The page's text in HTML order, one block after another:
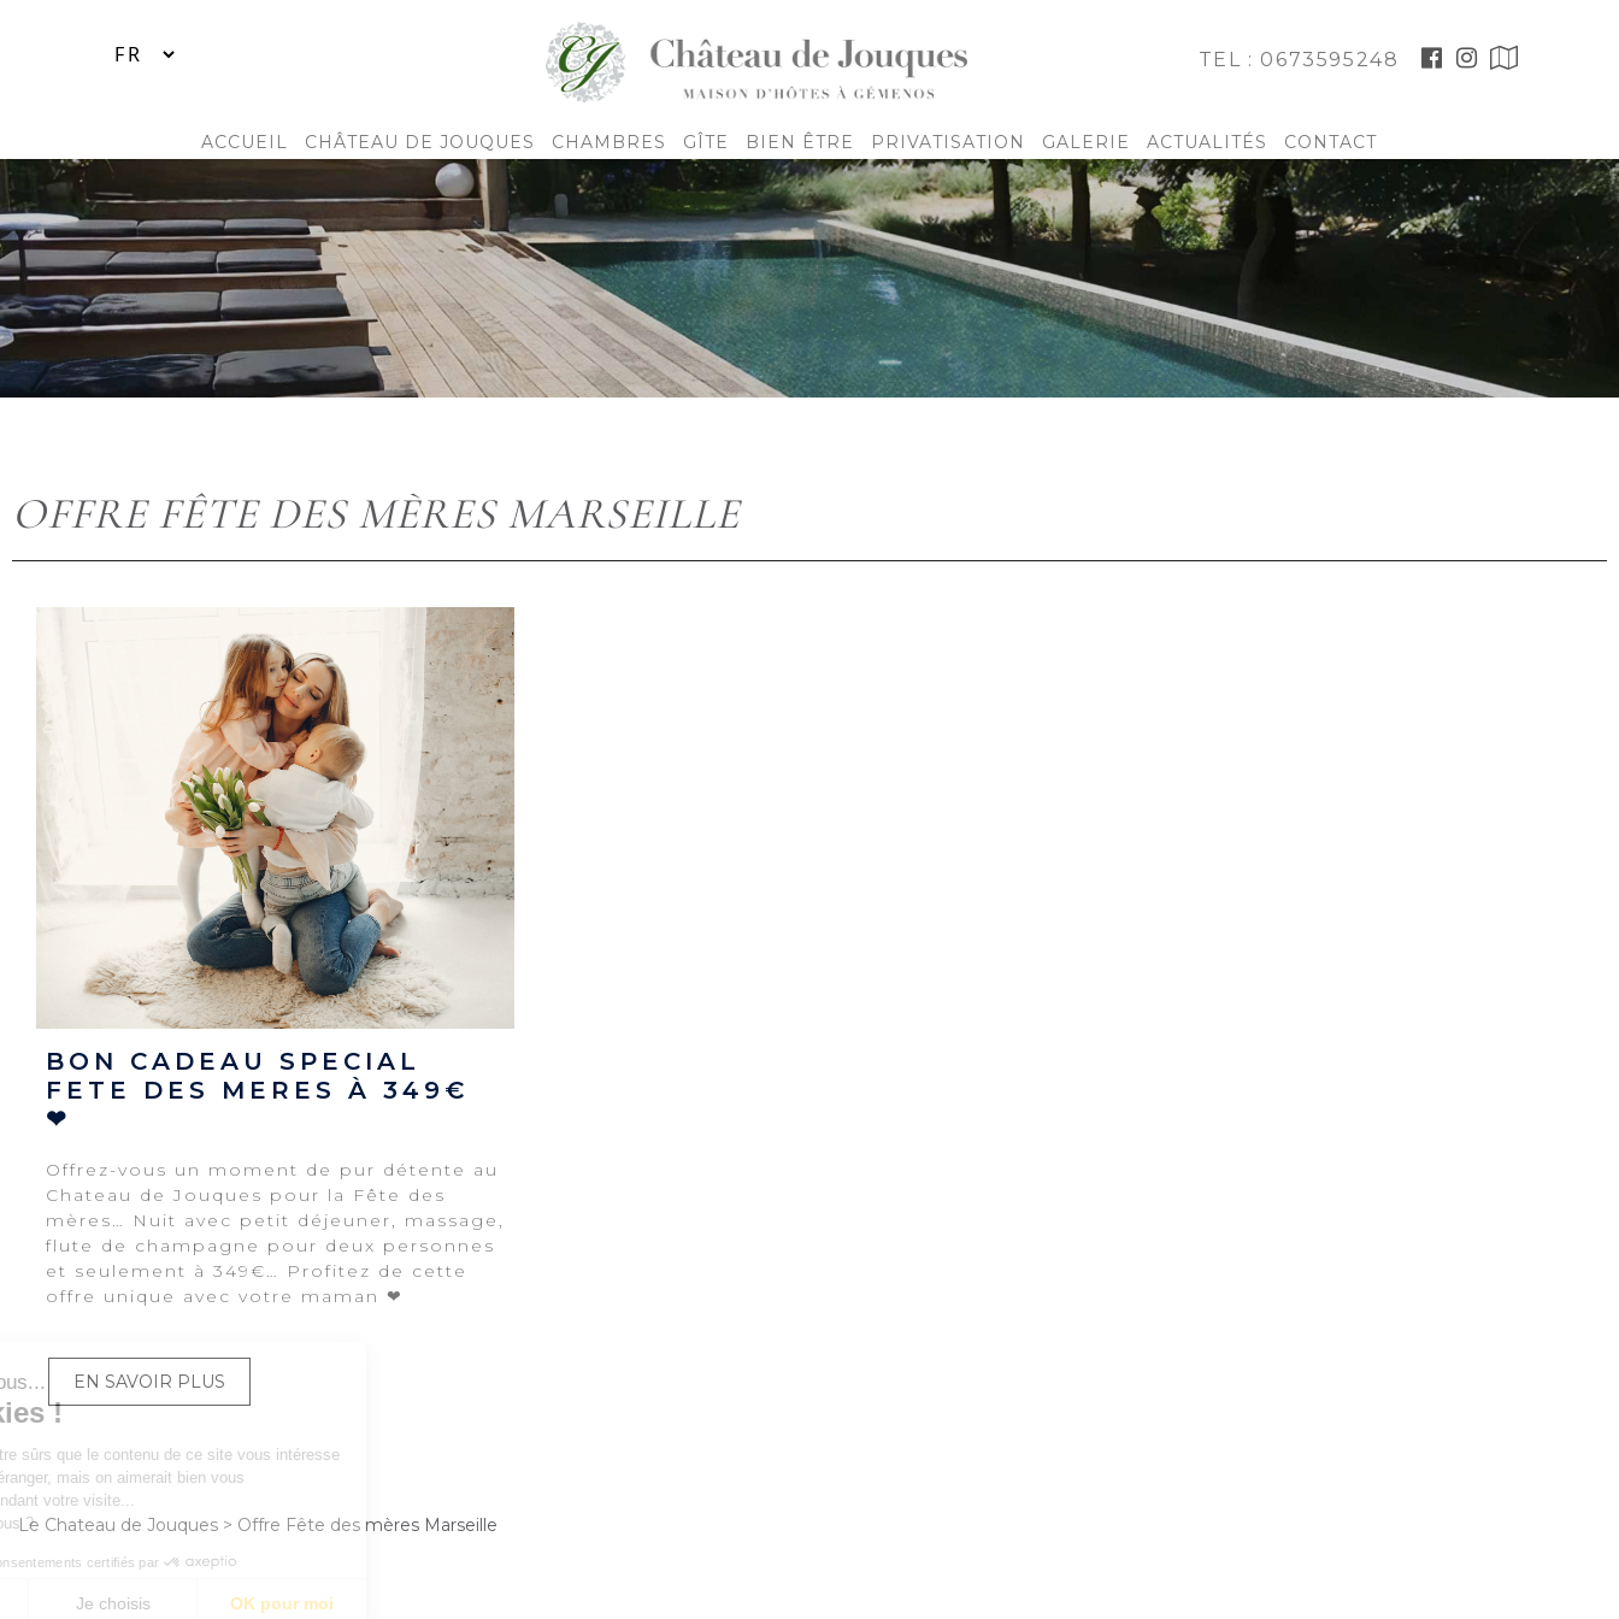
TEL : 0673595248
ACCUEIL CHÂTEAU DE JOUQUES CHAMBRES GÎTE BIEN ÊTRE PRIVATISATION GALERIE ACTUALITÉS CONTACT
OFFRE FÊTE DES MÈRES MARSEILLE
BON CADEAU SPECIAL
FETE DES MERES À 349€
❤
Offrez-vous un moment de pur détente au
Chateau de Jouques pour la Fête des
mères… Nuit avec petit déjeuner, massage,
flute de champagne pour deux personnes
et seulement à 349€… Profitez de cette
offre unique avec votre maman ❤
EN SAVOIR PLUS
Le Chateau de Jouques > Offre Fête des mères Marseille
Salut c'est nous...
les Cookies !
On a attendu d'être sûrs que le contenu de ce site vous intéresse
avant de vous déranger, mais on aimerait bien vous
accompagner pendant votre visite...
C'est OK pour vous ?
Consentements certifiés par
Non merci Je choisis